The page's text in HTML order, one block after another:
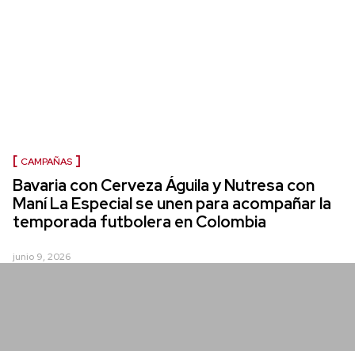
CAMPAÑAS
Bavaria con Cerveza Águila y Nutresa con
Maní La Especial se unen para acompañar la
temporada futbolera en Colombia
junio 9, 2026